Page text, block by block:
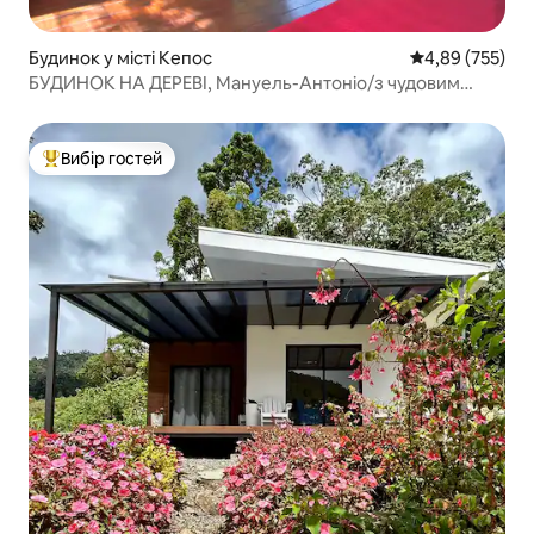
Будинок у місті Кепос Середня
4,89 (755)
БУДИНОК НА ДЕРЕВІ, Мануель-Антоніо/з чудовим
Топ вибір гостей
Вибір гостей